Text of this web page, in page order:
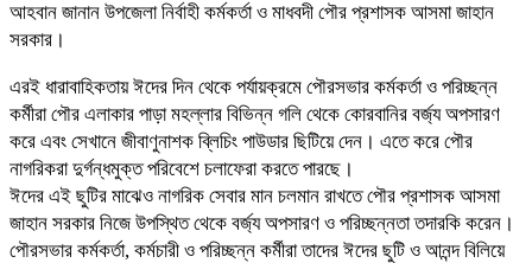
আহবান জানান উপজেলা নির্বাহী কর্মকর্তা ও মাধবদী পৌর প্রশাসক আসমা জাহান
সরকার।
এরই ধারাবাহিকতায় ঈদের দিন থেকে পর্যায়ক্রমে পৌরসভার কর্মকর্তা ও পরিচ্ছন্ন
কর্মীরা পৌর এলাকার পাড়া মহল্লার বিভিন্ন গলি থেকে কোরবানির বর্জ্য অপসারণ
করে এবং সেখানে জীবাণুনাশক ব্লিচিং পাউডার ছিটিয়ে দেন। এতে করে পৌর
নাগরিকরা দুর্গন্ধমুক্ত পরিবেশে চলাফেরা করতে পারছে।
ঈদের এই ছুটির মাঝেও নাগরিক সেবার মান চলমান রাখতে পৌর প্রশাসক আসমা
জাহান সরকার নিজে উপস্থিত থেকে বর্জ্য অপসারণ ও পরিচ্ছন্নতা তদারকি করেন।
পৌরসভার কর্মকর্তা, কর্মচারী ও পরিচ্ছন্ন কর্মীরা তাদের ঈদের ছুটি ও আনন্দ বিলিয়ে